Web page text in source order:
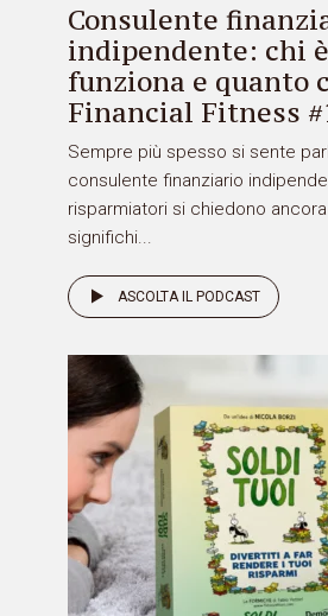
Consulente
indipendente: chi
funziona e quanto
Financial Fitness
Sempre più spesso si sente
consulente finanziario
risparmiatori si chiedono
significhi...
ASCOLTA IL PODCAST